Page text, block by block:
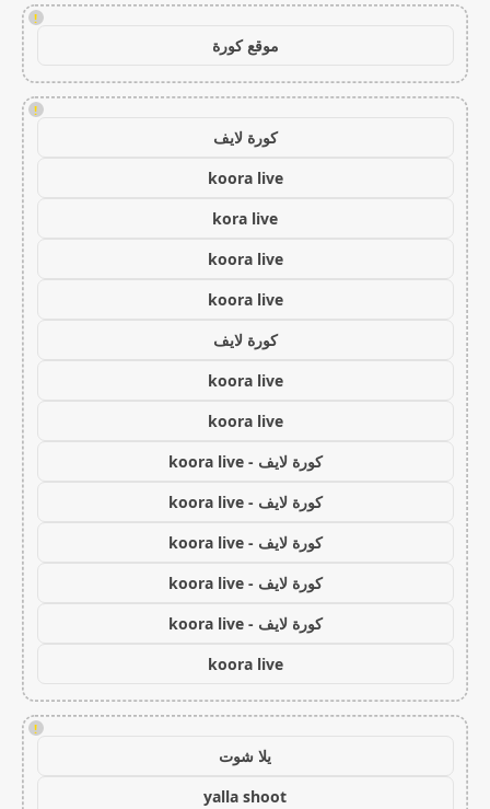
!
موقع كورة
!
كورة لايف
koora live
kora live
koora live
koora live
كورة لايف
koora live
koora live
كورة لايف - koora live
كورة لايف - koora live
كورة لايف - koora live
كورة لايف - koora live
كورة لايف - koora live
koora live
!
يلا شوت
yalla shoot